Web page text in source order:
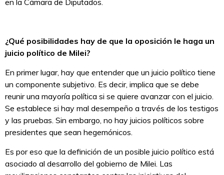
en la Cámara de Diputados.
¿Qué posibilidades hay de que la oposición le haga un
juicio político de Milei?
En primer lugar, hay que entender que un juicio político tiene
un componente subjetivo. Es decir, implica que se debe
reunir una mayoría política si se quiere avanzar con el juicio.
Se establece si hay mal desempeño a través de los testigos
y las pruebas. Sin embargo, no hay juicios políticos sobre
presidentes que sean hegemónicos.
Es por eso que la definición de un posible juicio político está
asociado al desarrollo del gobierno de Milei. Las